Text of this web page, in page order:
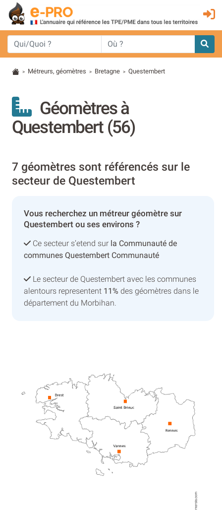
> Métreurs, géomètres > Bretagne > Questembert
Géomètres à
Questembert (56)
7 géomètres sont référencés sur le
secteur de Questembert
Vous recherchez un métreur géomètre sur
Questembert ou ses environs ?
Ce secteur s’etend sur la Communauté de
communes Questembert Communauté
Le secteur de Questembert avec les communes
alentours representent 11% des géomètres dans le
département du Morbihan.